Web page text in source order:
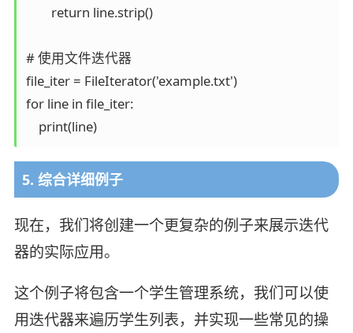
        return line.strip()
# 使用文件迭代器
file_iter = FileIterator('example.txt')
for line in file_iter:
    print(line)
5. 综合详细例子
现在，我们将创建一个更复杂的例子来展示迭代
器的实际应用。
这个例子将包含一个学生管理系统，我们可以使
用迭代器来遍历学生列表，并实现一些常见的操